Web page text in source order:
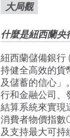
大局觀
什麼是紐西蘭央
紐西蘭儲備銀行
持健全高效的貨
及儲蓄的信心」
行和金融公司、
結算系統來實現
消費者物價指數
及支持最大可持